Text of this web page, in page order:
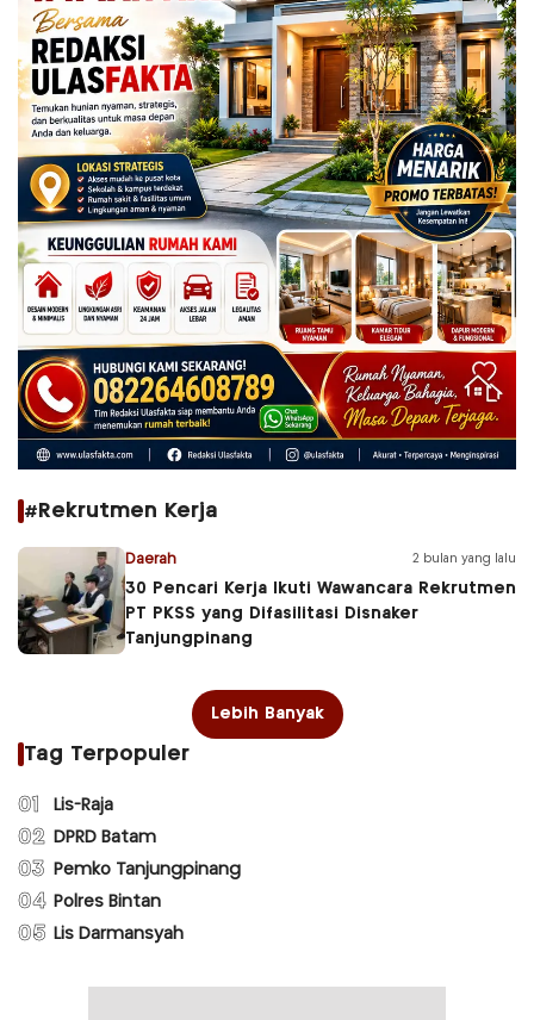
#Rekrutmen Kerja
Daerah 2 bulan yang lalu
30 Pencari Kerja Ikuti Wawancara Rekrutmen
PT PKSS yang Difasilitasi Disnaker
Tanjungpinang
Lebih Banyak
Tag Terpopuler
01 Lis-Raja
02 DPRD Batam
03 Pemko Tanjungpinang
04 Polres Bintan
05 Lis Darmansyah